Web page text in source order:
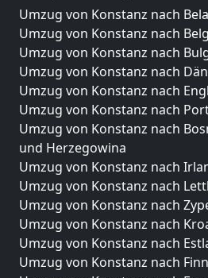
Umzug von Konstanz nach
Umzug von Konstanz nach
Umzug von Konstanz nach
Umzug von Konstanz nach
Umzug von Konstanz nach
Umzug von Konstanz nach
Umzug von Konstanz nach
und Herzegowina
Umzug von Konstanz nach
Umzug von Konstanz nach
Umzug von Konstanz nach
Umzug von Konstanz nach
Umzug von Konstanz nach
Umzug von Konstanz nach